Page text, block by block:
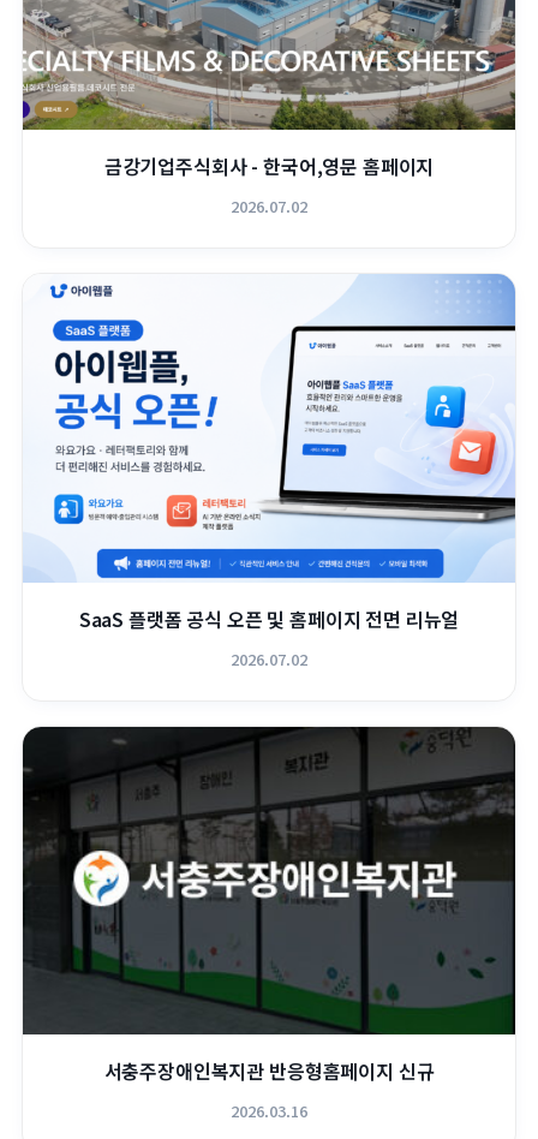
금강기업주식회사 - 한국어,영문 홈페이지
2026.07.02
SaaS 플랫폼 공식 오픈 및 홈페이지 전면 리뉴얼
2026.07.02
서충주장애인복지관 반응형홈페이지 신규
2026.03.16